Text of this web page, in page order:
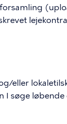
eller
I søge